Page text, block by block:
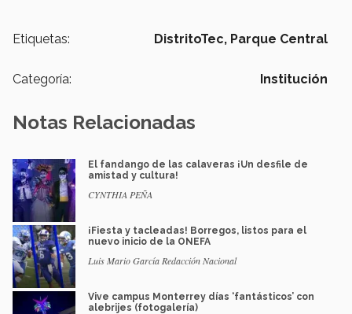
Etiquetas: DistritoTec, Parque Central
Categoría: Institución
Notas Relacionadas
El fandango de las calaveras ¡Un desfile de
amistad y cultura!
CYNTHIA PEÑA
¡Fiesta y tacleadas! Borregos, listos para el
nuevo inicio de la ONEFA
Luis Mario García Redacción Nacional
Vive campus Monterrey días ‘fantásticos’ con
alebrijes (fotogalería)